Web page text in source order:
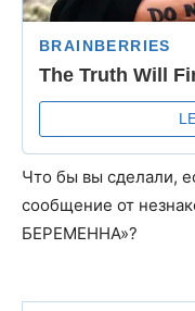
Что бы вы сделали,
сообщение от
БЕРЕМЕННА»?